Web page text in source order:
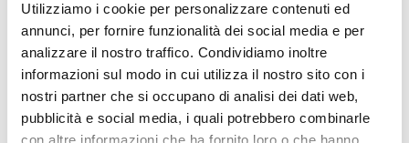
Utilizziamo i cookie per personalizzare contenuti ed
annunci, per fornire funzionalità dei social media e per
analizzare il nostro traffico. Condividiamo inoltre
informazioni sul modo in cui utilizza il nostro sito con i
nostri partner che si occupano di analisi dei dati web,
pubblicità e social media, i quali potrebbero combinarle
Scopri di più